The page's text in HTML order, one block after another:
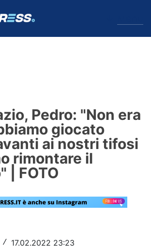
Pedro: "Non era
giocato
ai nostri tifosi
rimontare il
| FOTO
/ 17.02.2022 23:23